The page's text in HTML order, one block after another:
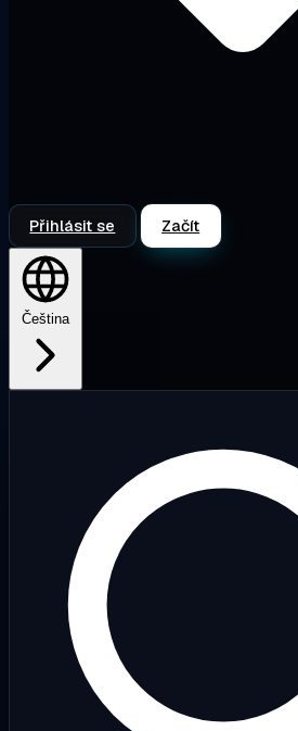
Přihlásit se Začít
Čeština